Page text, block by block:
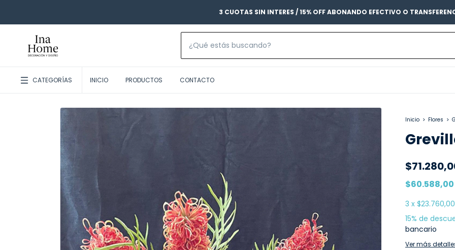
3 CUOTAS SIN INTERES / 15% OFF ABONANDO EFECTIVO O
CATEGORÍAS INICIO PRODUCTOS CONTACTO
Inicio > Flores >
$60.588,00
3 x $23.760,00
15% de
bancario
Ver más